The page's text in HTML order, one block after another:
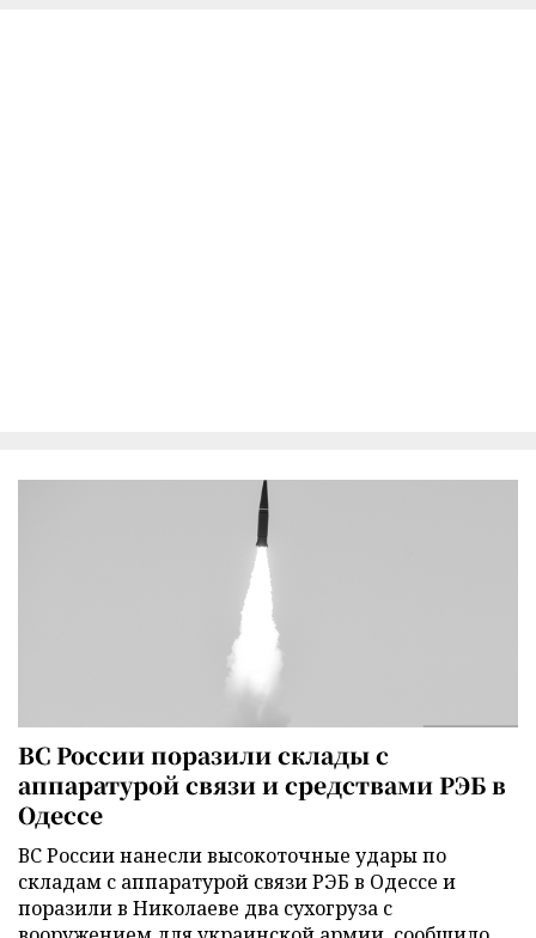
ВС России поразили склады с
аппаратурой связи и средствами РЭБ в
Одессе
ВС России нанесли высокоточные удары по
складам с аппаратурой связи РЭБ в Одессе и
поразили в Николаеве два сухогруза с